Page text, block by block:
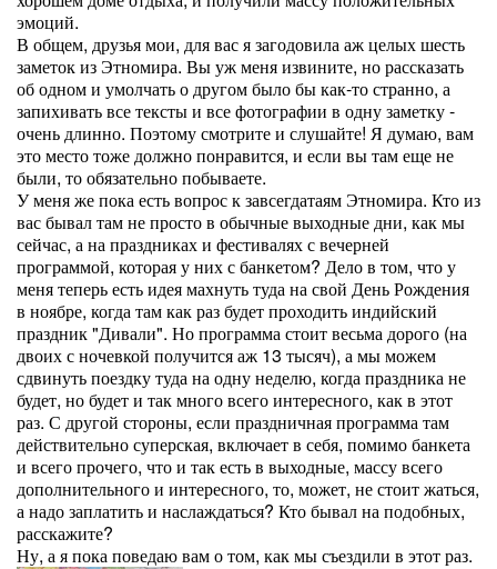
эмоций.
В общем, друзья мои, для вас я загодовила аж целых шесть
заметок из Этномира. Вы уж меня извините, но рассказать
об одном и умолчать о другом было бы как-то странно, а
запихивать все тексты и все фотографии в одну заметку -
очень длинно. Поэтому смотрите и слушайте! Я думаю, вам
это место тоже должно понравится, и если вы там еще не
были, то обязательно побываете.
У меня же пока есть вопрос к завсегдатаям Этномира. Кто из
вас бывал там не просто в обычные выходные дни, как мы
сейчас, а на праздниках и фестивалях с вечерней
программой, которая у них с банкетом? Дело в том, что у
меня теперь есть идея махнуть туда на свой День Рождения
в ноябре, когда там как раз будет проходить индийский
праздник "Дивали". Но программа стоит весьма дорого (на
двоих с ночевкой получится аж 13 тысяч), а мы можем
сдвинуть поездку туда на одну неделю, когда праздника не
будет, но будет и так много всего интересного, как в этот
раз. С другой стороны, если праздничная программа там
действительно суперская, включает в себя, помимо банкета
и всего прочего, что и так есть в выходные, массу всего
дополнительного и интересного, то, может, не стоит жаться,
а надо заплатить и наслаждаться? Кто бывал на подобных,
расскажите?
Ну, а я пока поведаю вам о том, как мы съездили в этот раз.